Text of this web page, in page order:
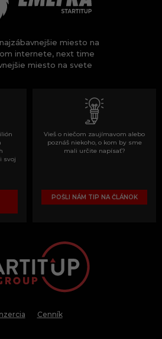
miesto na
internete, next time
miesto na svete
svoj
Vieš o niečom zaujímavom alebo
poznáš niekoho, o kom by sme
mali určite napísať?
POŠLI NÁM TIP NA ČLÁNOK
Cenník